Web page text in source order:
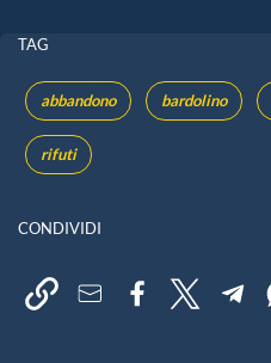
TAG
abbandono bardolino
rifuti
CONDIVIDI